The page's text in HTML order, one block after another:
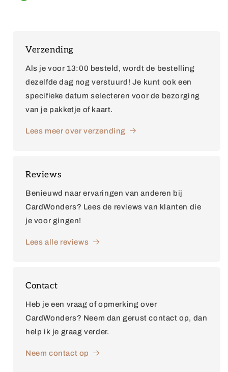
Verzending
Als je voor 13:00 besteld, wordt de bestelling
dezelfde dag nog verstuurd! Je kunt ook een
specifieke datum selecteren voor de bezorging
van je pakketje of kaart.
Lees meer over verzending
Reviews
Benieuwd naar ervaringen van anderen bij
CardWonders? Lees de reviews van klanten die
je voor gingen!
Lees alle reviews
Contact
Heb je een vraag of opmerking over
CardWonders? Neem dan gerust contact op, dan
help ik je graag verder.
Neem contact op